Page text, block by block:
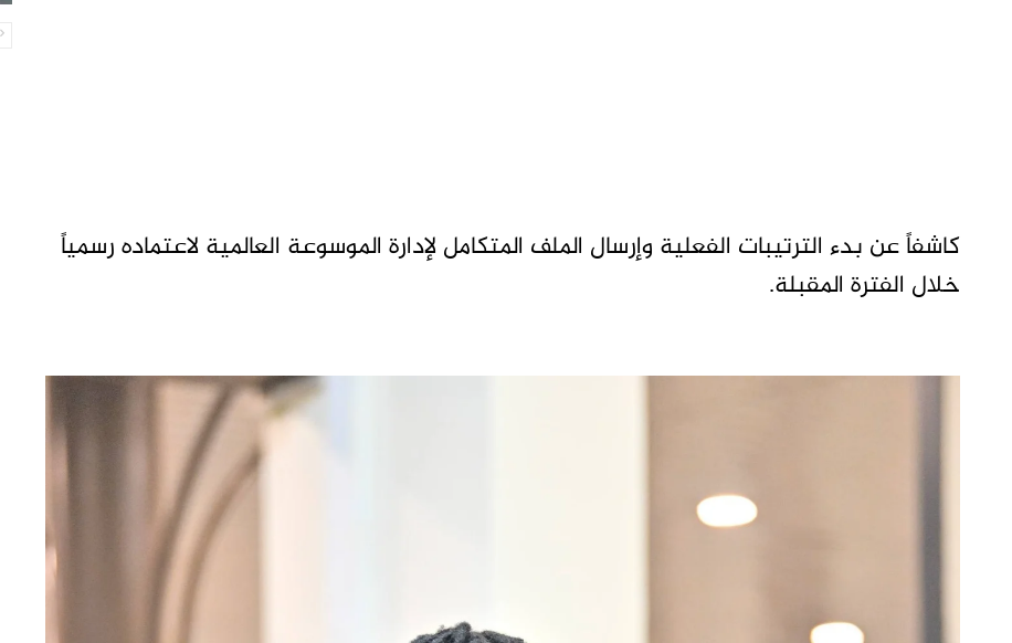
كاشفاً عن بدء الترتيبات الفعلية وإرسال الملف المتكامل لإدارة الموسوعة العالمية لاعتماده رسمياً
خلال الفترة المقبلة.